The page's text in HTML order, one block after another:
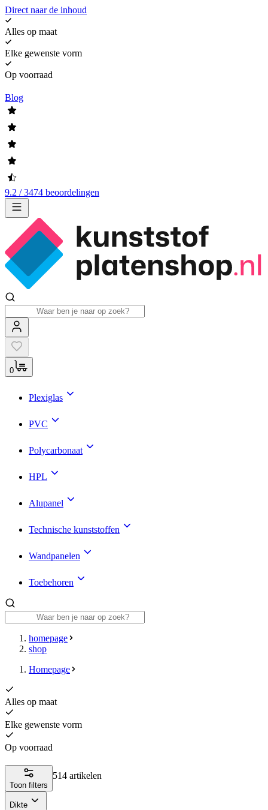
Direct naar de inhoud
Alles op maat
Elke gewenste vorm
Op voorraad
Blog
9.2 / 3474 beoordelingen
0
Plexiglas
PVC
Polycarbonaat
HPL
Alupanel
Technische kunststoffen
Wandpanelen
Toebehoren
homepage
shop
Homepage
Alles op maat
Elke gewenste vorm
Op voorraad
Toon filters
514 artikelen
Dikte